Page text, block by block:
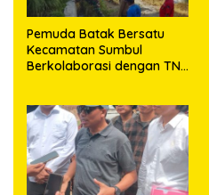
Pemuda Batak Bersatu
Kecamatan Sumbul
Berkolaborasi dengan TNI
023/KS dan HUT Ke-81
Kemerdekaan RI